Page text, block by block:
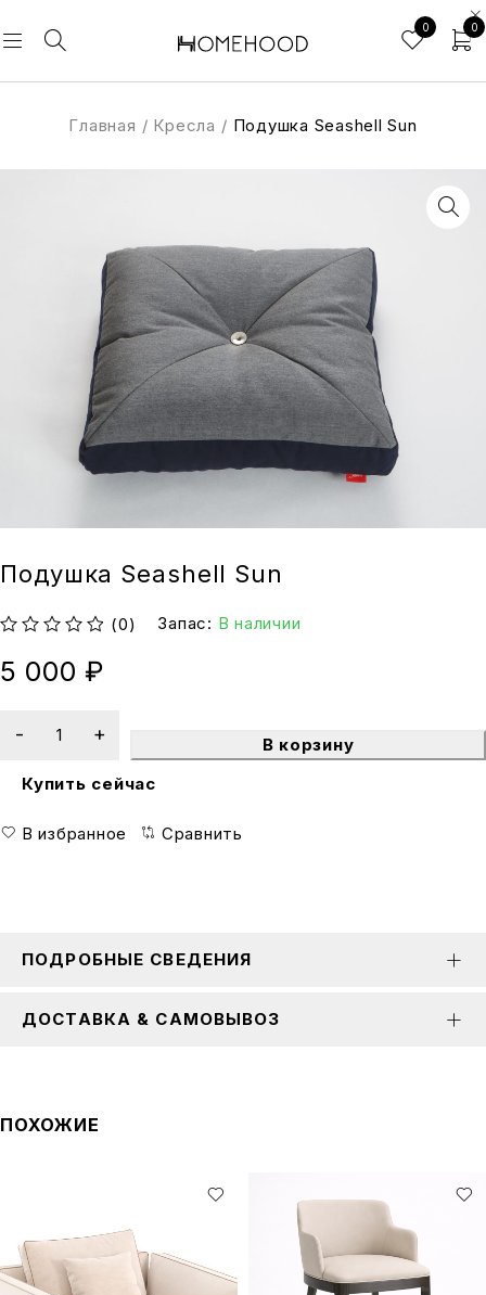
0 0
Главная / Кресла / Подушка Seashell Sun
Подушка Seashell Sun
(0) Запас: В наличии
5 000 ₽
В корзину
Купить сейчас
В избранное Сравнить
ПОДРОБНЫЕ СВЕДЕНИЯ
ДОСТАВКА & САМОВЫВОЗ
ПОХОЖИЕ